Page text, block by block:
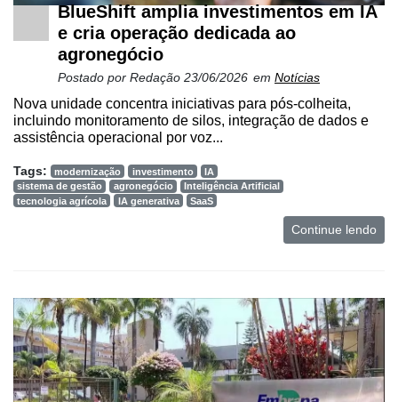
BlueShift amplia investimentos em IA
e cria operação dedicada ao
agronegócio
Postado por Redação 23/06/2026 em Notícias
Nova unidade concentra iniciativas para pós-colheita,
incluindo monitoramento de silos, integração de dados e
assistência operacional por voz...
Tags: modernização investimento
IA
sistema de gestão
agronegócio
Inteligência Artificial
tecnologia agrícola
IA generativa SaaS
Continue lendo